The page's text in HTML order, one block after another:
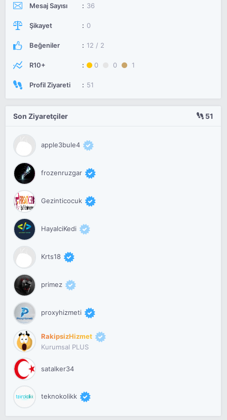
Mesaj Sayısı 36
Şikayet 0
Beğeniler 12 / 2
R10+ 0 0 1
Profil Ziyareti 51
Son Ziyaretçiler 51
apple3bule4
frozenruzgar
Gezinticocuk
HayalciKedi
Krts18
primez
proxyhizmeti
RakipsizHizmet
Kurumsal PLUS
satalker34
teknokolikk